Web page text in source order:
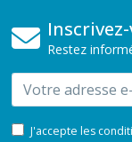
Restez
Email
J'accepte les